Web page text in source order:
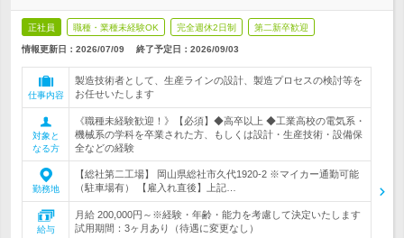
正社員 職種・業種未経験OK 完全週休2日制 第二新卒歓迎
情報更新日：2026/07/09 終了予定日： 2026/09/03
仕事内容
製造技術者として、生産ラインの設計、製造プロセスの検討等を
お任せいたします
対象と
なる方
《職種未経験歓迎！》【必須】◆高卒以上 ◆工業高校の電気系・
機械系の学科を卒業された方、もしくは設計・生産技術・設備保
全などの経験
勤務地
【総社第二工場】 岡山県総社市久代1920-2 ※マイカー通勤可能
（駐車場有） 【雇入れ直後】上記…
給与
月給 200,000円～※経験・年齢・能力を考慮して決定いたします
試用期間：3ヶ月あり（待遇に変更なし）